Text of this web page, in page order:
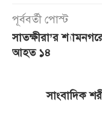
পূর্ববর্তী পোস্ট
সাতক্ষীরা’র
আহত ১৪
সাংবাদিক